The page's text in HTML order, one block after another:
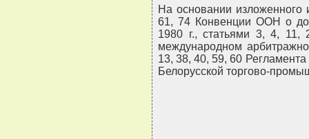
На основании изложенного
61, 74 Конвенции ООН о
1980 г., статьями 3, 4, 11,
международном
13, 38, 40, 59, 60
Белорусской торгово-